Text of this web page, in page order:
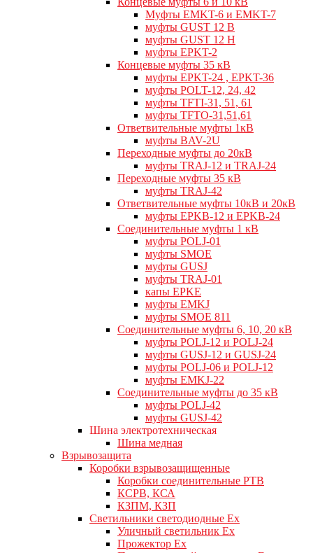
Муфты EMKT-6 и EMKT-7
муфты GUST 12 В
муфты GUST 12 Н
муфты EPKT-2
Концевые муфты 35 кВ
муфты EPKT-24 , EPKT-36
муфты POLT-12, 24, 42
муфты TFTI-31, 51, 61
муфты TFTO-31,51,61
Ответвительные муфты 1кВ
муфты BAV-2U
Переходные муфты до 20кВ
муфты TRAJ-12 и TRAJ-24
Переходные муфты 35 кВ
муфты TRAJ-42
Ответвительные муфты 10кВ и 20кВ
муфты EPKB-12 и EPKB-24
Cоединительные муфты 1 кВ
муфты POLJ-01
муфты SMOE
муфты GUSJ
муфты TRAJ-01
капы EPKE
муфты EMKJ
муфты SMOE 811
Соединительные муфты 6, 10, 20 кВ
муфты POLJ-12 и POLJ-24
муфты GUSJ-12 и GUSJ-24
муфты POLJ-06 и POLJ-12
муфты EMKJ-22
Соединительные муфты до 35 кВ
муфты POLJ-42
муфты GUSJ-42
Шина электротехническая
Шина медная
Взрывозащита
Коробки взрывозащищенные
Коробки соединительные РТВ
КСРВ, КСА
КЗПМ, КЗП
Светильники светодиодные Ex
Уличный светильник Ex
Прожектор Ex